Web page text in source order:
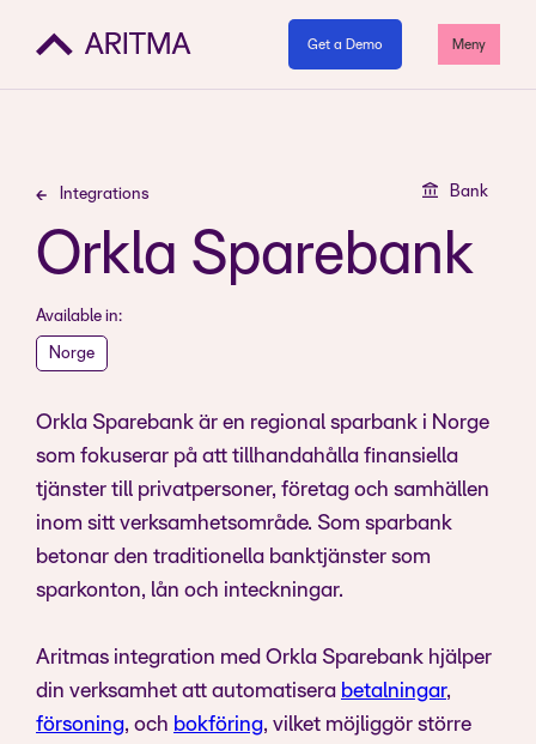
Get a Demo Meny
Integrations Bank
Orkla Sparebank
Available in:
Norge
Orkla Sparebank är en regional sparbank i Norge
som fokuserar på att tillhandahålla finansiella
tjänster till privatpersoner, företag och samhällen
inom sitt verksamhetsområde. Som sparbank
betonar den traditionella banktjänster som
sparkonton, lån och inteckningar.
Aritmas integration med Orkla Sparebank hjälper
din verksamhet att automatisera betalningar,
försoning, och bokföring, vilket möjliggör större